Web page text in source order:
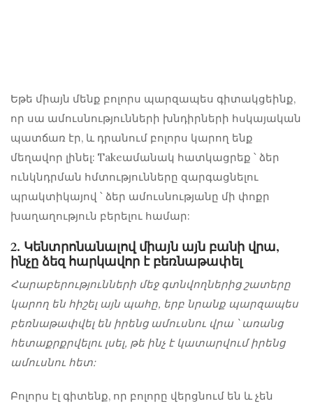
Եթե ​​միայն մենք բոլորս պարզապես գիտակցեինք,
որ սա ամուսնությունների խնդիրների հսկայական
պատճառ էր, և դրանում բոլորս կարող ենք
մեղավոր լինել: Takeամանակ հատկացրեք ՝ ձեր
ունկնդրման հմտությունները զարգացնելու
պրակտիկայով ՝ ձեր ամուսնությանը մի փոքր
խաղաղություն բերելու համար:
2. Կենտրոնանալով միայն այն բանի վրա,
ինչը ձեզ հարկավոր է բեռնաթափել
Հարաբերությունների մեջ գտնվողներից շատերը
կարող են հիշել այն պահը, երբ նրանք պարզապես
բեռնաթափվել են իրենց ամուսնու վրա ՝ առանց
հետաքրքրվելու լսել, թե ինչ է կատարվում իրենց
ամուսնու հետ:
Բոլորս էլ գիտենք, որ բոլորը վերցնում են և չեն